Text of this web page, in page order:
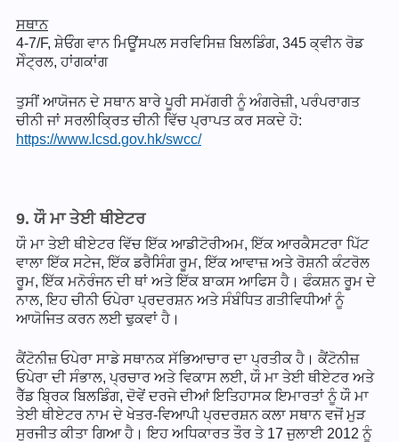
ਸਥਾਨ
4-7/F, ਸ਼ੇਓੰਗ ਵਾਨ ਮਿਊਂਸਪਲ ਸਰਵਿਸਿਜ਼ ਬਿਲਡਿੰਗ, 345 ਕ੍ਵੀਨ ਰੋਡ
ਸੇੰਟ੍ਰਲ, ਹਾਂਗਕਾਂਗ
ਤੁਸੀਂ ਆਯੋਜਨ ਦੇ ਸਥਾਨ ਬਾਰੇ ਪੂਰੀ ਸਮੱਗਰੀ ਨੂੰ ਅੰਗਰੇਜ਼ੀ, ਪਰੰਪਰਾਗਤ
ਚੀਨੀ ਜਾਂ ਸਰਲੀਕ੍ਰਿਤ ਚੀਨੀ ਵਿੱਚ ਪ੍ਰਾਪਤ ਕਰ ਸਕਦੇ ਹੋ:
https://www.lcsd.gov.hk/swcc/
9. ਯੌ ਮਾ ਤੇਈ ਥੀਏਟਰ
ਯੌ ਮਾ ਤੇਈ ਥੀਏਟਰ ਵਿੱਚ ਇੱਕ ਆਡੀਟੋਰੀਅਮ, ਇੱਕ ਆਰਕੈਸਟਰਾ ਪਿੱਟ
ਵਾਲਾ ਇੱਕ ਸਟੇਜ, ਇੱਕ ਡਰੈਸਿੰਗ ਰੂਮ, ਇੱਕ ਆਵਾਜ਼ ਅਤੇ ਰੋਸ਼ਨੀ ਕੰਟਰੋਲ
ਰੂਮ, ਇੱਕ ਮਨੋਰੰਜਨ ਦੀ ਥਾਂ ਅਤੇ ਇੱਕ ਬਾਕਸ ਆਫਿਸ ਹੈ। ਫੰਕਸ਼ਨ ਰੂਮ ਦੇ
ਨਾਲ, ਇਹ ਚੀਨੀ ਓਪੇਰਾ ਪ੍ਰਦਰਸ਼ਨ ਅਤੇ ਸੰਬੰਧਿਤ ਗਤੀਵਿਧੀਆਂ ਨੂੰ
ਆਯੋਜਿਤ ਕਰਨ ਲਈ ਢੁਕਵਾਂ ਹੈ।
ਕੈਂਟੋਨੀਜ਼ ਓਪੇਰਾ ਸਾਡੇ ਸਥਾਨਕ ਸੱਭਿਆਚਾਰ ਦਾ ਪ੍ਰਤੀਕ ਹੈ। ਕੈਂਟੋਨੀਜ਼
ਓਪੇਰਾ ਦੀ ਸੰਭਾਲ, ਪ੍ਰਚਾਰ ਅਤੇ ਵਿਕਾਸ ਲਈ, ਯੌ ਮਾ ਤੇਈ ਥੀਏਟਰ ਅਤੇ
ਰੈੱਡ ਬ੍ਰਿਕ ਬਿਲਡਿੰਗ, ਦੋਵੇਂ ਦਰਜੇ ਦੀਆਂ ਇਤਿਹਾਸਕ ਇਮਾਰਤਾਂ ਨੂੰ ਯੌ ਮਾ
ਤੇਈ ਥੀਏਟਰ ਨਾਮ ਦੇ ਖੇਤਰ-ਵਿਆਪੀ ਪ੍ਰਦਰਸ਼ਨ ਕਲਾ ਸਥਾਨ ਵਜੋਂ ਮੁੜ
ਸੁਰਜੀਤ ਕੀਤਾ ਗਿਆ ਹੈ। ਇਹ ਅਧਿਕਾਰਤ ਤੌਰ ਤੇ 17 ਜੁਲਾਈ 2012 ਨੂੰ